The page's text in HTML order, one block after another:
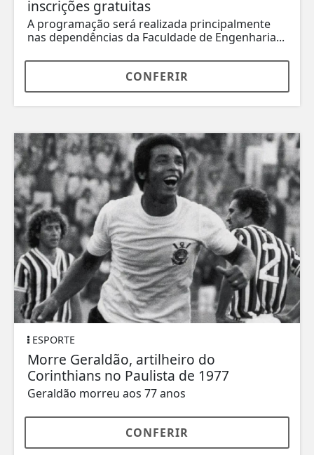
inscrições gratuitas
A programação será realizada principalmente
nas dependências da Faculdade de Engenharia...
CONFERIR
ESPORTE
Morre Geraldão, artilheiro do
Corinthians no Paulista de 1977
Geraldão morreu aos 77 anos
CONFERIR